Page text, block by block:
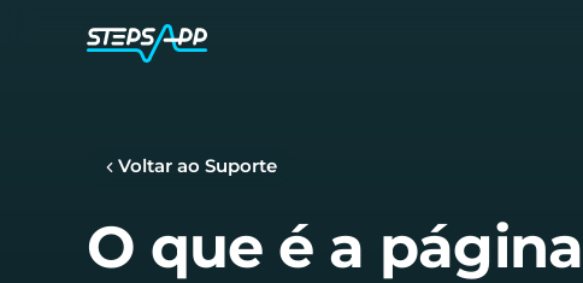
Voltar ao Suporte
O que é a